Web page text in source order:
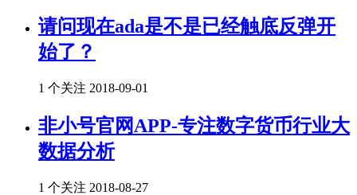
请问现在ada是不是已经触底反弹开
始了？
1 个关注 2018-09-01
非小号官网APP-专注数字货币行业大
数据分析
1 个关注 2018-08-27